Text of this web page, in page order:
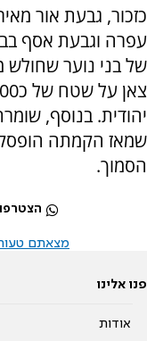
כזכור, גבעת אור
עפרה וגבעת אסף
של בני נוער שחולש
שמאז הקמתה
הסמוך.
מצאתם טעות
פנו אלינו
אודות